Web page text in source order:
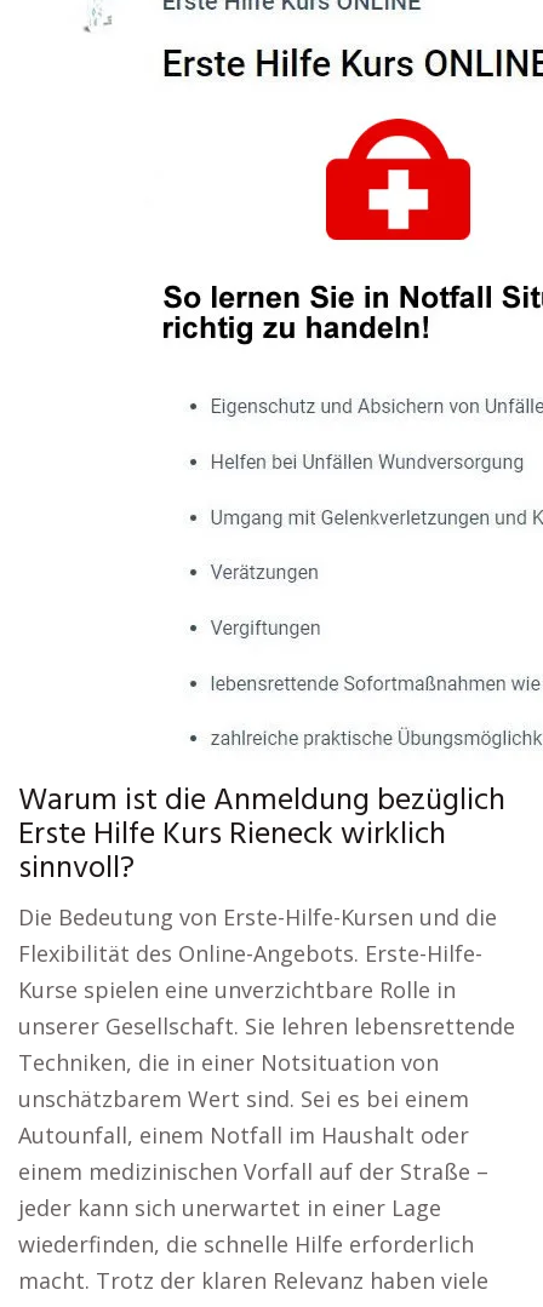
Warum ist die Anmeldung bezüglich
Erste Hilfe Kurs Rieneck wirklich
sinnvoll?
Die Bedeutung von Erste-Hilfe-Kursen und die
Flexibilität des Online-Angebots. Erste-Hilfe-
Kurse spielen eine unverzichtbare Rolle in
unserer Gesellschaft. Sie lehren lebensrettende
Techniken, die in einer Notsituation von
unschätzbarem Wert sind. Sei es bei einem
Autounfall, einem Notfall im Haushalt oder
einem medizinischen Vorfall auf der Straße –
jeder kann sich unerwartet in einer Lage
wiederfinden, die schnelle Hilfe erforderlich
macht. Trotz der klaren Relevanz haben viele